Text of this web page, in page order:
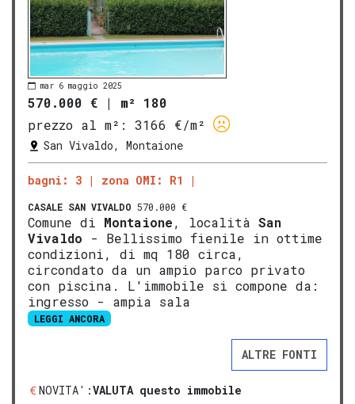
mar 6 maggio 2025
570.000 € | m² 180
prezzo al m²:
3166 €/m²
San Vivaldo, Montaione
bagni: 3 zona OMI: R1
CASALE SAN VIVALDO 570.000 €
Comune di Montaione, località San
Vivaldo - Bellissimo fienile in ottime
condizioni, di mq 180 circa,
circondato da un ampio parco privato
con piscina. L'immobile si compone da:
ingresso - ampia sala
LEGGI ANCORA
ALTRE FONTI
NOVITA':VALUTA questo immobile